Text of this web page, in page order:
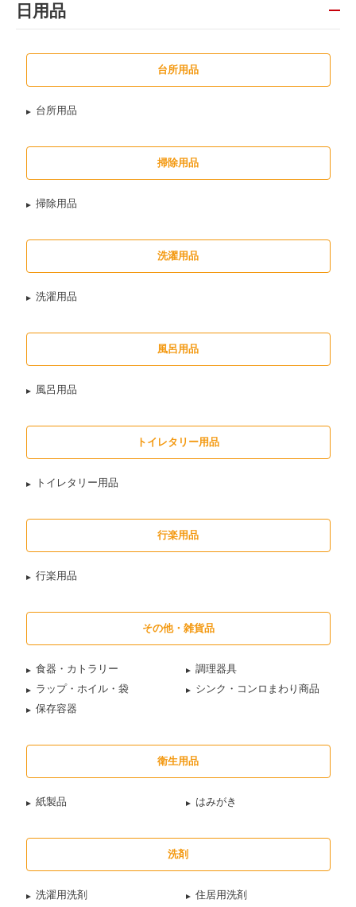
日用品
台所用品
台所用品
掃除用品
掃除用品
洗濯用品
洗濯用品
風呂用品
風呂用品
トイレタリー用品
トイレタリー用品
行楽用品
行楽用品
その他・雑貨品
食器・カトラリー
調理器具
ラップ・ホイル・袋
シンク・コンロまわり商品
保存容器
衛生用品
紙製品 はみがき
洗剤
洗濯用洗剤
住居用洗剤